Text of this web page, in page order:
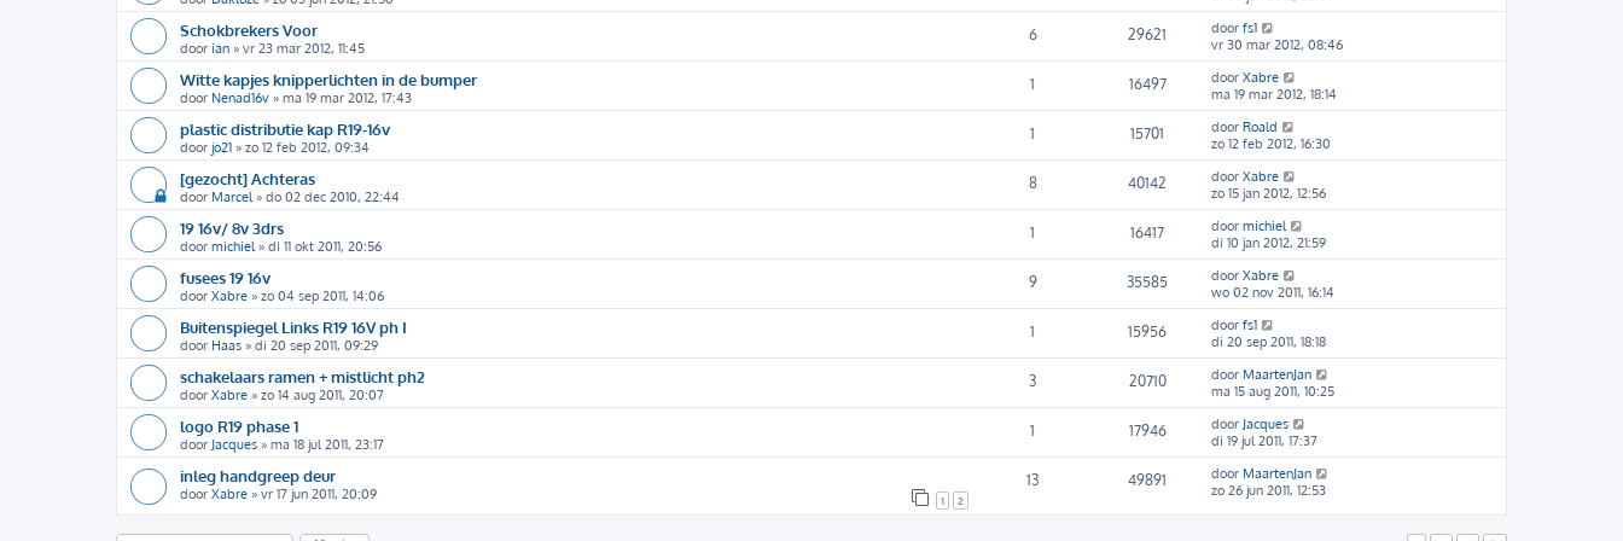
Schokbrekers Voor
door ian » vr 23 mar 2012, 11:45
6 29621 door fs1
vr 30 mar 2012, 08:46
Witte kapjes knipperlichten in de bumper
door Nenad16v » ma 19 mar 2012, 17:43
1 16497 door Xabre
ma 19 mar 2012, 18:14
plastic distributie kap R19-16v
door jo21 » zo 12 feb 2012, 09:34
1 15701 door Roald
zo 12 feb 2012, 16:30
[gezocht] Achteras
door Marcel» do 02 dec 2010, 22:44
8 40142 door Xabre
zo 15 jan 2012, 12:56
19 16v/ 8v 3drs
door michiel» di 11 okt 2011, 20:56
1 16417 door michiel
di 10 jan 2012, 21:59
fusees 19 16v
door Xabre » zo 04 sep 2011, 14:06
9 35585 door Xabre
wo 02 nov 2011, 16:14
Buitenspiegel Links R19 16V ph I
door Haas » di 20 sep 2011, 09:29
1 15956 door fs1
di 20 sep 2011, 18:18
schakelaars ramen + mistlicht ph2
door Xabre » zo 14 aug 2011, 20:07
3 20710 door MaartenJan
ma 15 aug 2011, 10:25
logo R19 phase 1
door Jacques » ma 18 jul 2011, 23:17
1 17946 door Jacques
di 19 jul 2011, 17:37
inleg handgreep deur
door Xabre » vr 17 jun 2011, 20:09 1 2
13 49891 door MaartenJan
zo 26 jun 2011, 12:53